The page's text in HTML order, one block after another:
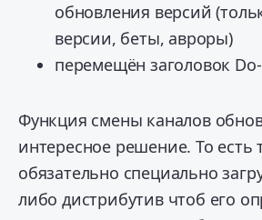
обновления версий
версии, беты, авроры)
перемещён заголовок
Функция смены каналов
интересное решение. То есть
обязательно специально
либо дистрибутив чтоб его